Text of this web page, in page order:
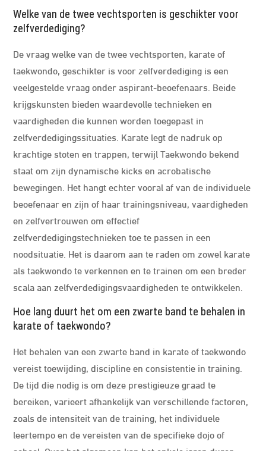
Welke van de twee vechtsporten is geschikter voor
zelfverdediging?
De vraag welke van de twee vechtsporten, karate of
taekwondo, geschikter is voor zelfverdediging is een
veelgestelde vraag onder aspirant-beoefenaars. Beide
krijgskunsten bieden waardevolle technieken en
vaardigheden die kunnen worden toegepast in
zelfverdedigingssituaties. Karate legt de nadruk op
krachtige stoten en trappen, terwijl Taekwondo bekend
staat om zijn dynamische kicks en acrobatische
bewegingen. Het hangt echter vooral af van de individuele
beoefenaar en zijn of haar trainingsniveau, vaardigheden
en zelfvertrouwen om effectief
zelfverdedigingstechnieken toe te passen in een
noodsituatie. Het is daarom aan te raden om zowel karate
als taekwondo te verkennen en te trainen om een breder
scala aan zelfverdedigingsvaardigheden te ontwikkelen.
Hoe lang duurt het om een zwarte band te behalen in
karate of taekwondo?
Het behalen van een zwarte band in karate of taekwondo
vereist toewijding, discipline en consistentie in training.
De tijd die nodig is om deze prestigieuze graad te
bereiken, varieert afhankelijk van verschillende factoren,
zoals de intensiteit van de training, het individuele
leertempo en de vereisten van de specifieke dojo of